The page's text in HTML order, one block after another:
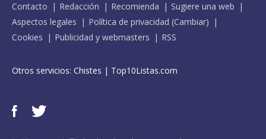
Contacto Redacción Recomienda
Sugiere una web
Aspectos legales
Política de privacidad (Cambiar)
Cookies
Publicidad y webmasters RSS
Otros servicios: Chistes | Top10Listas.com